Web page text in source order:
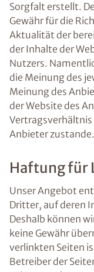
Sorgfalt erstellt.
Gewähr für die
Aktualität der
der Inhalte der
Nutzers.
die Meinung des
Meinung des
der Website des
Vertragsverhältnis
Anbieter zustande.
Haftung für
Unser Angebot
Dritter, auf deren
Deshalb können
keine Gewähr
verlinkten Seiten
Betreiber der